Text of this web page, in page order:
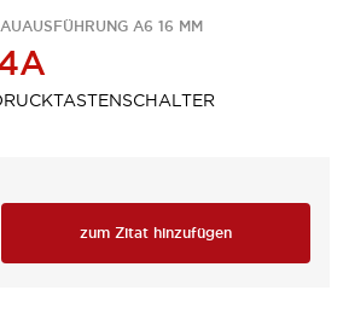
A6 16 MM
zum Zitat hinzufügen